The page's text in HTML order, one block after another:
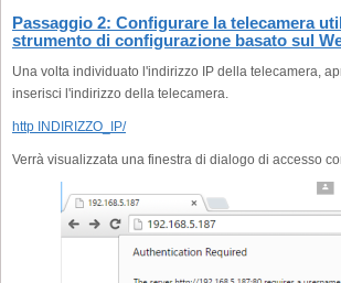
Passaggio 2: Configurare la telecamera
strumento di configurazione basato sul
Una volta individuato l'indirizzo IP della telecamera,
inserisci l'indirizzo della telecamera.
http INDIRIZZO_IP/
Verrà visualizzata una finestra di dialogo di accesso